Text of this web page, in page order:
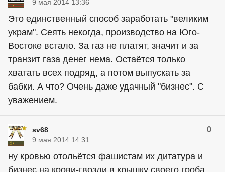
9 мая 2014 13:36
Это единственный способ заработать "великим
украм". Сеять некогда, производство на Юго-
Востоке встало. За газ не платят, значит и за
транзит газа денег нема. Остаётся только
хватать всех подряд, а потом выпускать за
бабки. А что? Очень даже удачный "бизнес". С
уважением.
sv68 0
9 мая 2014 14:31
ну кровью отольётся фашистам их дитатура и